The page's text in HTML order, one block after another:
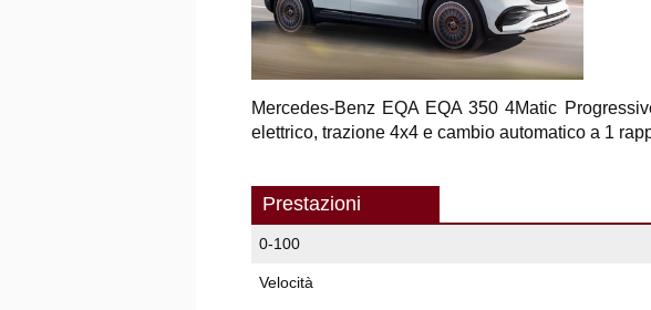
Mercedes-Benz EQA EQA 350 4Matic
elettrico, trazione 4x4 e cambio automatico a 1
Prestazioni
0-100
Velocità